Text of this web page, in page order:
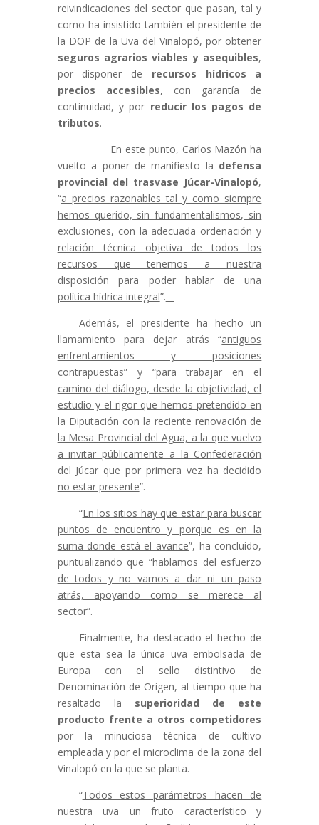
reivindicaciones del sector que pasan, tal y
como ha insistido también el presidente de
la DOP de la Uva del Vinalopó, por obtener
seguros agrarios viables y asequibles,
por disponer de recursos hídricos a
precios accesibles, con garantía de
continuidad, y por reducir los pagos de
tributos.
En este punto, Carlos Mazón ha
vuelto a poner de manifiesto la defensa
provincial del trasvase Júcar-Vinalopó,
“a precios razonables tal y como siempre
hemos querido, sin fundamentalismos, sin
exclusiones, con la adecuada ordenación y
relación técnica objetiva de todos los
recursos que tenemos a nuestra
disposición para poder hablar de una
política hídrica integral”.
Además, el presidente ha hecho un
llamamiento para dejar atrás “antiguos
enfrentamientos y posiciones
contrapuestas” y “para trabajar en el
camino del diálogo, desde la objetividad, el
estudio y el rigor que hemos pretendido en
la Diputación con la reciente renovación de
la Mesa Provincial del Agua, a la que vuelvo
a invitar públicamente a la Confederación
del Júcar que por primera vez ha decidido
no estar presente”.
“En los sitios hay que estar para buscar
puntos de encuentro y porque es en la
suma donde está el avance”, ha concluido,
puntualizando que “hablamos del esfuerzo
de todos y no vamos a dar ni un paso
atrás, apoyando como se merece al
sector”.
Finalmente, ha destacado el hecho de
que esta sea la única uva embolsada de
Europa con el sello distintivo de
Denominación de Origen, al tiempo que ha
resaltado la superioridad de este
producto frente a otros competidores
por la minuciosa técnica de cultivo
empleada y por el microclima de la zona del
Vinalopó en la que se planta.
“Todos estos parámetros hacen de
nuestra uva un fruto característico y